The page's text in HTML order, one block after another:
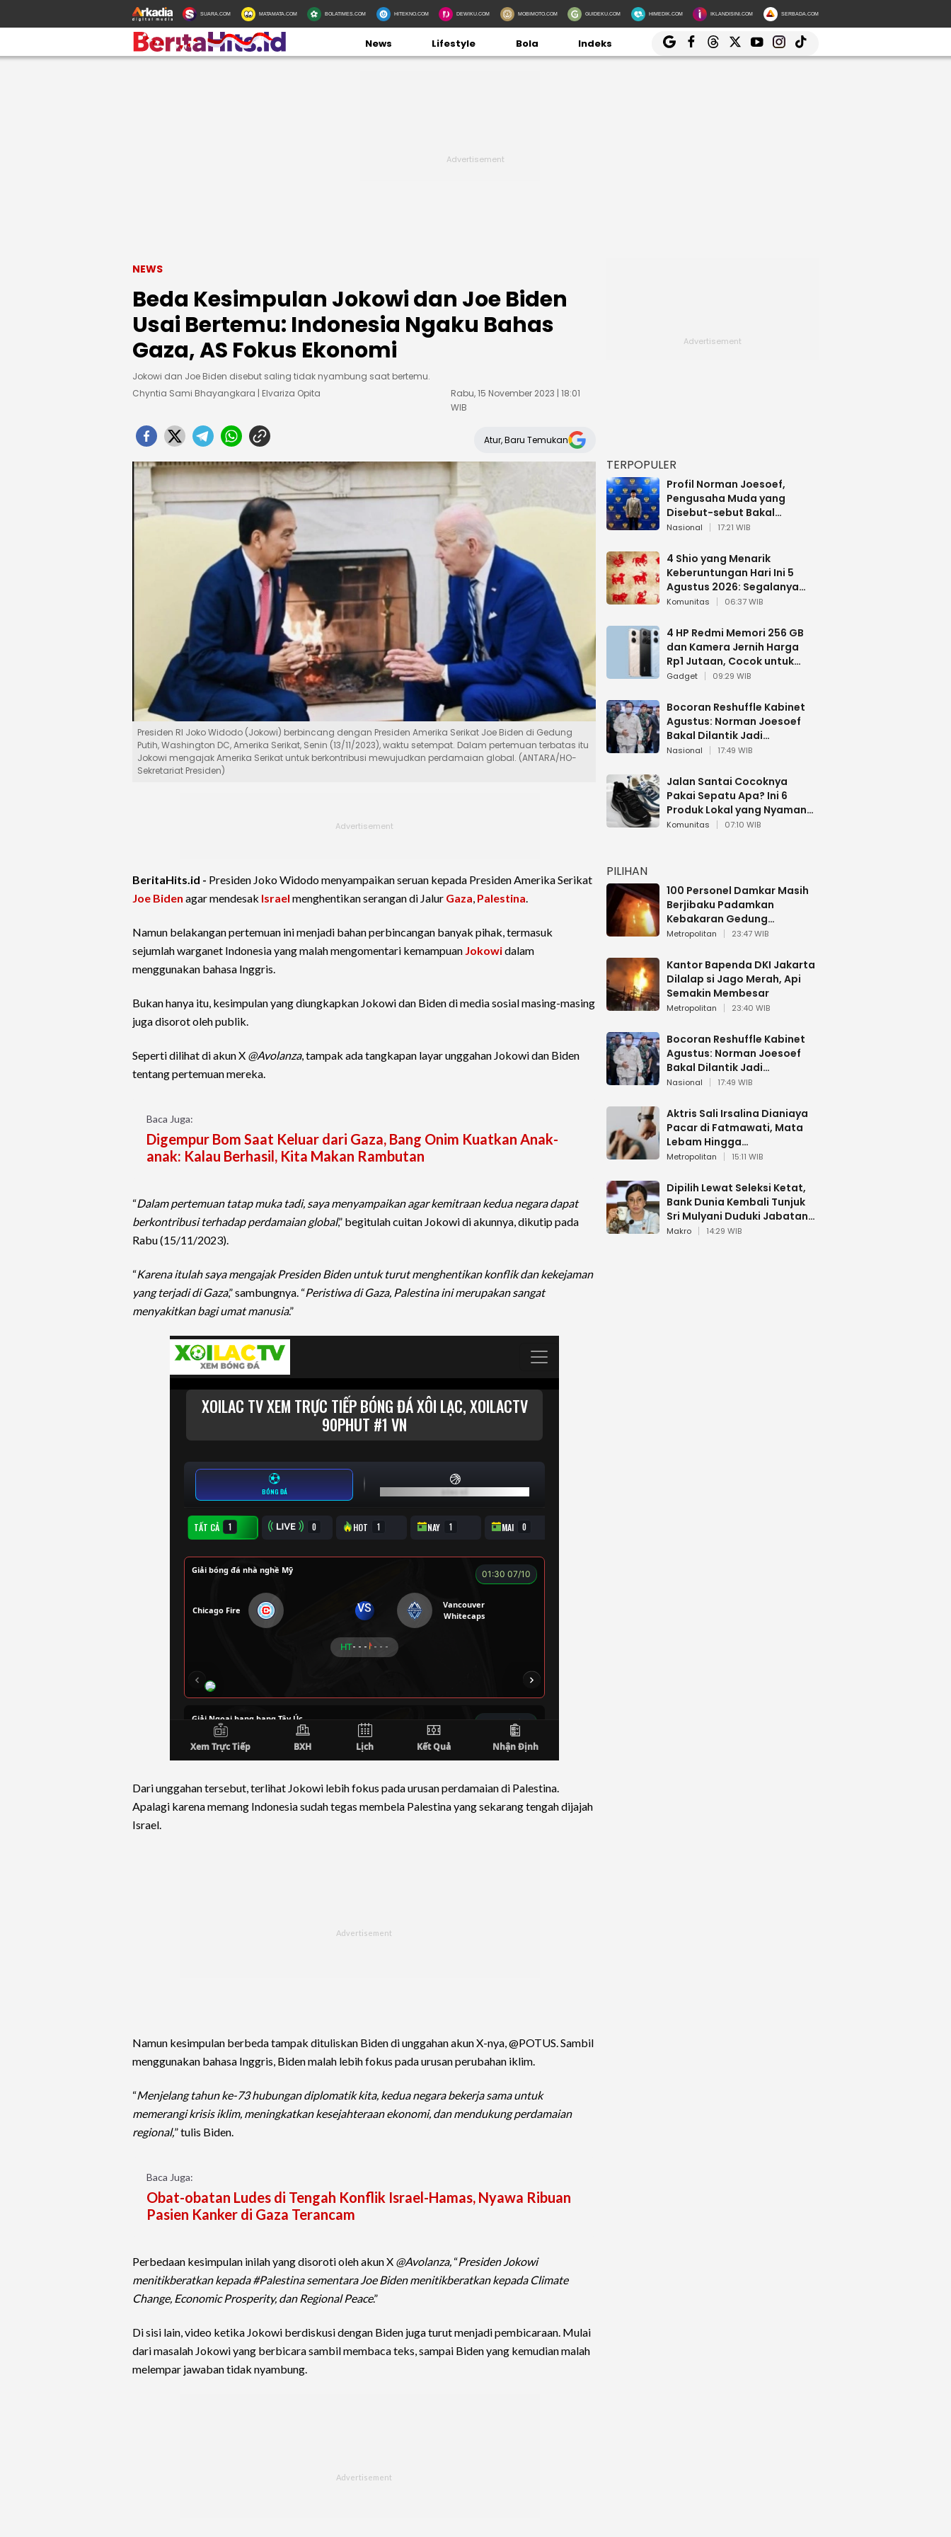
SUARA.COM MATAMATA.COM BOLATIMES.COM HITEKNO.COM DEWIKU.COM MOBIMOTO.COM GUIDEKU.COM HIMEDIK.COM IKLANDISINI.COM SERBADA.COM
News Lifestyle Bola Indeks
NEWS
Beda Kesimpulan Jokowi dan Joe Biden
Usai Bertemu: Indonesia Ngaku Bahas
Gaza, AS Fokus Ekonomi
Jokowi dan Joe Biden disebut saling tidak nyambung saat bertemu.
Chyntia Sami Bhayangkara | Elvariza Opita
Rabu, 15 November 2023 | 18:01
WIB
Atur, Baru Temukan
Presiden RI Joko Widodo (Jokowi) berbincang dengan Presiden Amerika Serikat Joe Biden di Gedung
Putih, Washington DC, Amerika Serikat, Senin (13/11/2023), waktu setempat. Dalam pertemuan terbatas itu
Jokowi mengajak Amerika Serikat untuk berkontribusi mewujudkan perdamaian global. (ANTARA/HO-
Sekretariat Presiden)
BeritaHits.id - Presiden Joko Widodo menyampaikan seruan kepada Presiden Amerika Serikat
Joe Biden agar mendesak Israel menghentikan serangan di Jalur Gaza, Palestina.
Namun belakangan pertemuan ini menjadi bahan perbincangan banyak pihak, termasuk
sejumlah warganet Indonesia yang malah mengomentari kemampuan Jokowidalam
menggunakan bahasa Inggris.
Bukan hanya itu, kesimpulan yang diungkapkan Jokowi dan Biden di media sosial masing-masing
juga disorot oleh publik.
Seperti dilihat di akun X @Avolanza, tampak ada tangkapan layar unggahan Jokowi dan Biden
tentang pertemuan mereka.
Baca Juga:
Digempur Bom Saat Keluar dari Gaza, Bang Onim Kuatkan Anak-
anak: Kalau Berhasil, Kita Makan Rambutan
“Dalam pertemuan tatap muka tadi, saya menyampaikan agar kemitraan kedua negara dapat
berkontribusi terhadap perdamaian global,” begitulah cuitan Jokowi di akunnya, dikutip pada
Rabu (15/11/2023).
“Karena itulah saya mengajak Presiden Biden untuk turut menghentikan konflik dan kekejaman
yang terjadi di Gaza,” sambungnya. “Peristiwa di Gaza, Palestina ini merupakan sangat
menyakitkan bagi umat manusia.”
Dari unggahan tersebut, terlihat Jokowi lebih fokus pada urusan perdamaian di Palestina.
Apalagi karena memang Indonesia sudah tegas membela Palestina yang sekarang tengah dijajah
Israel.
Namun kesimpulan berbeda tampak dituliskan Biden di unggahan akun X-nya, @POTUS. Sambil
menggunakan bahasa Inggris, Biden malah lebih fokus pada urusan perubahan iklim.
“Menjelang tahun ke-73 hubungan diplomatik kita, kedua negara bekerja sama untuk
memerangi krisis iklim, meningkatkan kesejahteraan ekonomi, dan mendukung perdamaian
regional,” tulis Biden.
Baca Juga:
Obat-obatan Ludes di Tengah Konflik Israel-Hamas, Nyawa Ribuan
Pasien Kanker di Gaza Terancam
Perbedaan kesimpulan inilah yang disoroti oleh akun X @Avolanza, “Presiden Jokowi
menitikberatkan kepada #Palestina sementara Joe Biden menitikberatkan kepada Climate
Change, Economic Prosperity, dan Regional Peace.”
Di sisi lain, video ketika Jokowi berdiskusi dengan Biden juga turut menjadi pembicaraan. Mulai
dari masalah Jokowi yang berbicara sambil membaca teks, sampai Biden yang kemudian malah
melempar jawaban tidak nyambung.
TERPOPULER
Profil Norman Joesoef,
Pengusaha Muda yang
Disebut-sebut Bakal
Dilantik Jadi Wamenhan RI
Nasional 17:21 WIB
4 Shio yang Menarik
Keberuntungan Hari Ini 5
Agustus 2026: Segalanya
Berjalan Lancar
Komunitas 06:37 WIB
4 HP Redmi Memori 256 GB
dan Kamera Jernih Harga
Rp1 Jutaan, Cocok untuk
Multitasking
Gadget 09:29 WIB
Bocoran Reshuffle Kabinet
Agustus: Norman Joesoef
Bakal Dilantik Jadi
Wamenhan RI
Nasional 17:49 WIB
Jalan Santai Cocoknya
Pakai Sepatu Apa? Ini 6
Produk Lokal yang Nyaman
Buat 17 Agustusan
Komunitas 07:10 WIB
PILIHAN
100 Personel Damkar Masih
Berjibaku Padamkan
Kebakaran Gedung
Bapenda DKI
Metropolitan 23:47 WIB
Kantor Bapenda DKI Jakarta
Dilalap si Jago Merah, Api
Semakin Membesar
Metropolitan 23:40 WIB
Bocoran Reshuffle Kabinet
Agustus: Norman Joesoef
Bakal Dilantik Jadi
Wamenhan RI
Nasional 17:49 WIB
Aktris Sali Irsalina Dianiaya
Pacar di Fatmawati, Mata
Lebam Hingga
Diselamatkan Polantas
Metropolitan 15:11 WIB
Dipilih Lewat Seleksi Ketat,
Bank Dunia Kembali Tunjuk
Sri Mulyani Duduki Jabatan
Strategis
Makro 14:29 WIB